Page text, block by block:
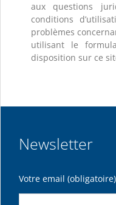
aux questions
conditions
problèmes
utilisant le
disposition sur ce
Newsletter
Votre email (obligatoire)